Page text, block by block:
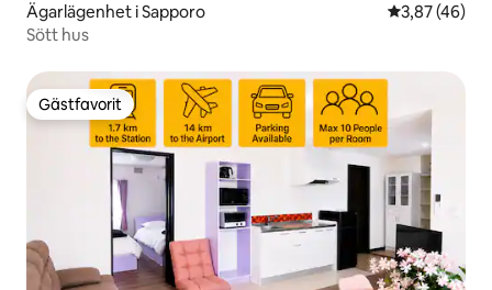
Ägarlägenhet i Sapporo 3,87 av 5 i
3,87 (46)
Sött hus
Gästfavorit
Gästfavorit